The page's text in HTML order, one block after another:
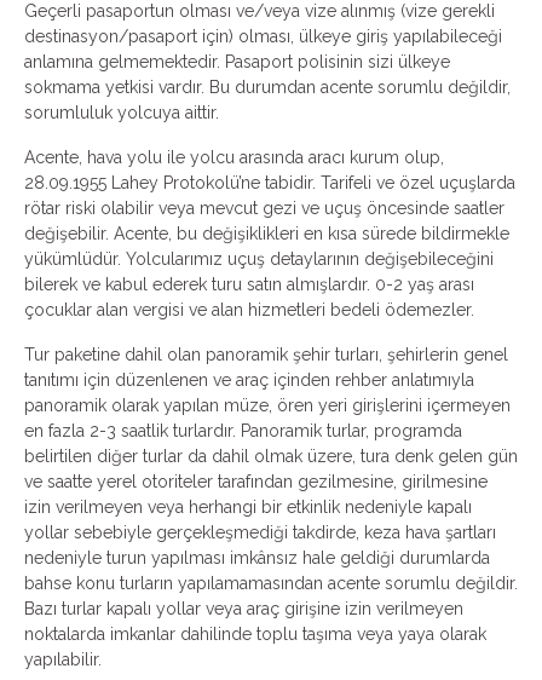
Geçerli pasaportun olması ve/veya vize alınmış (vize gerekli
destinasyon/pasaport için) olması, ülkeye giriş yapılabileceği
anlamına gelmemektedir. Pasaport polisinin sizi ülkeye
sokmama yetkisi vardır. Bu durumdan acente sorumlu değildir,
sorumluluk yolcuya aittir.
Acente, hava yolu ile yolcu arasında aracı kurum olup,
28.09.1955 Lahey Protokolü’ne tabidir. Tarifeli ve özel uçuşlarda
rötar riski olabilir veya mevcut gezi ve uçuş öncesinde saatler
değişebilir. Acente, bu değişiklikleri en kısa sürede bildirmekle
yükümlüdür. Yolcularımız uçuş detaylarının değişebileceğini
bilerek ve kabul ederek turu satın almışlardır. 0-2 yaş arası
çocuklar alan vergisi ve alan hizmetleri bedeli ödemezler.
Tur paketine dahil olan panoramik şehir turları, şehirlerin genel
tanıtımı için düzenlenen ve araç içinden rehber anlatımıyla
panoramik olarak yapılan müze, ören yeri girişlerini içermeyen
en fazla 2-3 saatlik turlardır. Panoramik turlar, programda
belirtilen diğer turlar da dahil olmak üzere, tura denk gelen gün
ve saatte yerel otoriteler tarafından gezilmesine, girilmesine
izin verilmeyen veya herhangi bir etkinlik nedeniyle kapalı
yollar sebebiyle gerçekleşmediği takdirde, keza hava şartları
nedeniyle turun yapılması imkânsız hale geldiği durumlarda
bahse konu turların yapılamamasından acente sorumlu değildir.
Bazı turlar kapalı yollar veya araç girişine izin verilmeyen
noktalarda imkanlar dahilinde toplu taşıma veya yaya olarak
yapılabilir.